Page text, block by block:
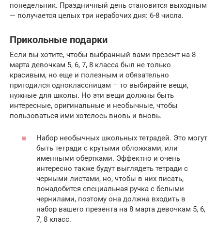
понедельник. Праздничный день становится выходным
— получается целых три нерабочих дня: 6-8 числа.
Прикольные подарки
Если вы хотите, чтобы выбранный вами презент на 8
марта девочкам 5, 6, 7, 8 класса был не только
красивым, но еще и полезным и обязательно
пригодился одноклассницам – то выбирайте вещи,
нужные для школы. Но эти вещи должны быть
интересные, оригинальные и необычные, чтобы
пользоваться ими хотелось вновь и вновь.
Набор необычных школьных тетрадей. Это могут
быть тетради с крутыми обложками, или
именными обертками. Эффектно и очень
интересно также будут выглядеть тетради с
черными листами, но, чтобы в них писать,
понадобится специальная ручка с белыми
чернилами, поэтому она должна входить в
набор вашего презента на 8 марта девочкам 5, 6,
7, 8 класс.